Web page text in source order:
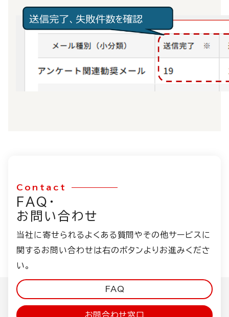
Contact
FAQ・
お問い合わせ
当社に寄せられるよくある質問やその他サービスに
関するお問い合わせは右のボタンよりお進みくださ
い。
FAQ
お問合わせ窓口